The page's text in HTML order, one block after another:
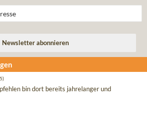
bin dort bereits jahrelanger und